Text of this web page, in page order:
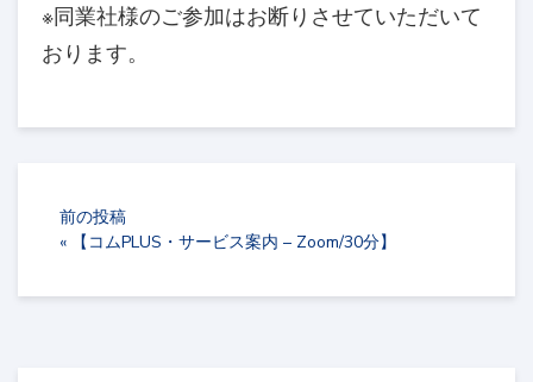
※同業社様のご参加はお断りさせていただいて
おります。
前の投稿
«
【コムPLUS・サービス案内 – Zoom/30分】